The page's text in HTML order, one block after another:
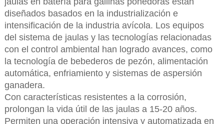
diseñados basados en la industrialización e
intensificación de la industria avícola. Los equipos
del sistema de jaulas y las tecnologías relacionadas
con el control ambiental han logrado avances, como
la tecnología de bebederos de pezón, alimentación
automática, enfriamiento y sistemas de aspersión
ganadera.
Con características resistentes a la corrosión,
prolongan la vida útil de las jaulas a 15-20 años.
Permiten una operación intensiva y automatizada en